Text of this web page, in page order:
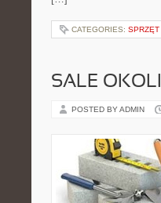
CATEGORIES:
SALE
POSTED BY ADMIN